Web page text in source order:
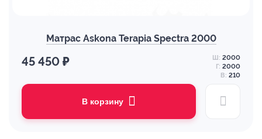
Матрас Askona Terapia Spectra 2000
45 450 ₽ Ш: 2000
Г: 2000
В: 210
В корзину